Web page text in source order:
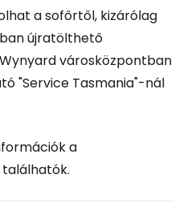
a sofőrtől, kizárólag
újratölthető
városközpontban
"Service Tasmania"-nál
a